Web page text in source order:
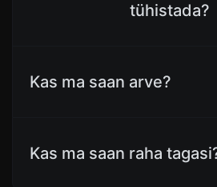
tühistada?
Kas ma saan arve?
Kas ma saan raha